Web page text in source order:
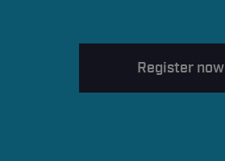
Register now